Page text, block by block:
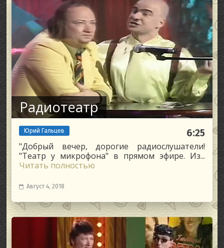
Радиотеатр
Юрий Гальцев 6:25
"Добрый вечер, дорогие радиослушатели!
"Театр у микрофона" в прямом эфире. Из...
Читать полностью
Август 4, 2018